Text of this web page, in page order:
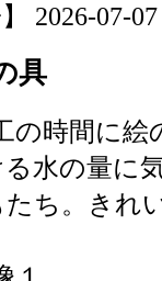
2026-07-
具
の時間に
水の量に
ち。きれ